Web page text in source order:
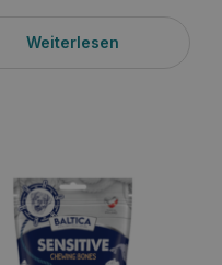
Weiterlesen